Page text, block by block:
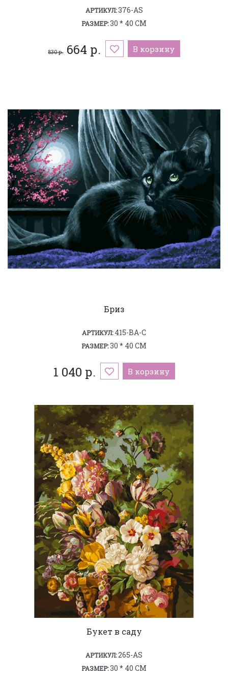
АРТИКУЛ:376-AS
РАЗМЕР:30 * 40 СМ
830 р.664 р. В корзину
Бриз
АРТИКУЛ:415-BA-C
РАЗМЕР:30 * 40 СМ
1 040 р. В корзину
Букет в саду
АРТИКУЛ:265-AS
РАЗМЕР:30 * 40 СМ